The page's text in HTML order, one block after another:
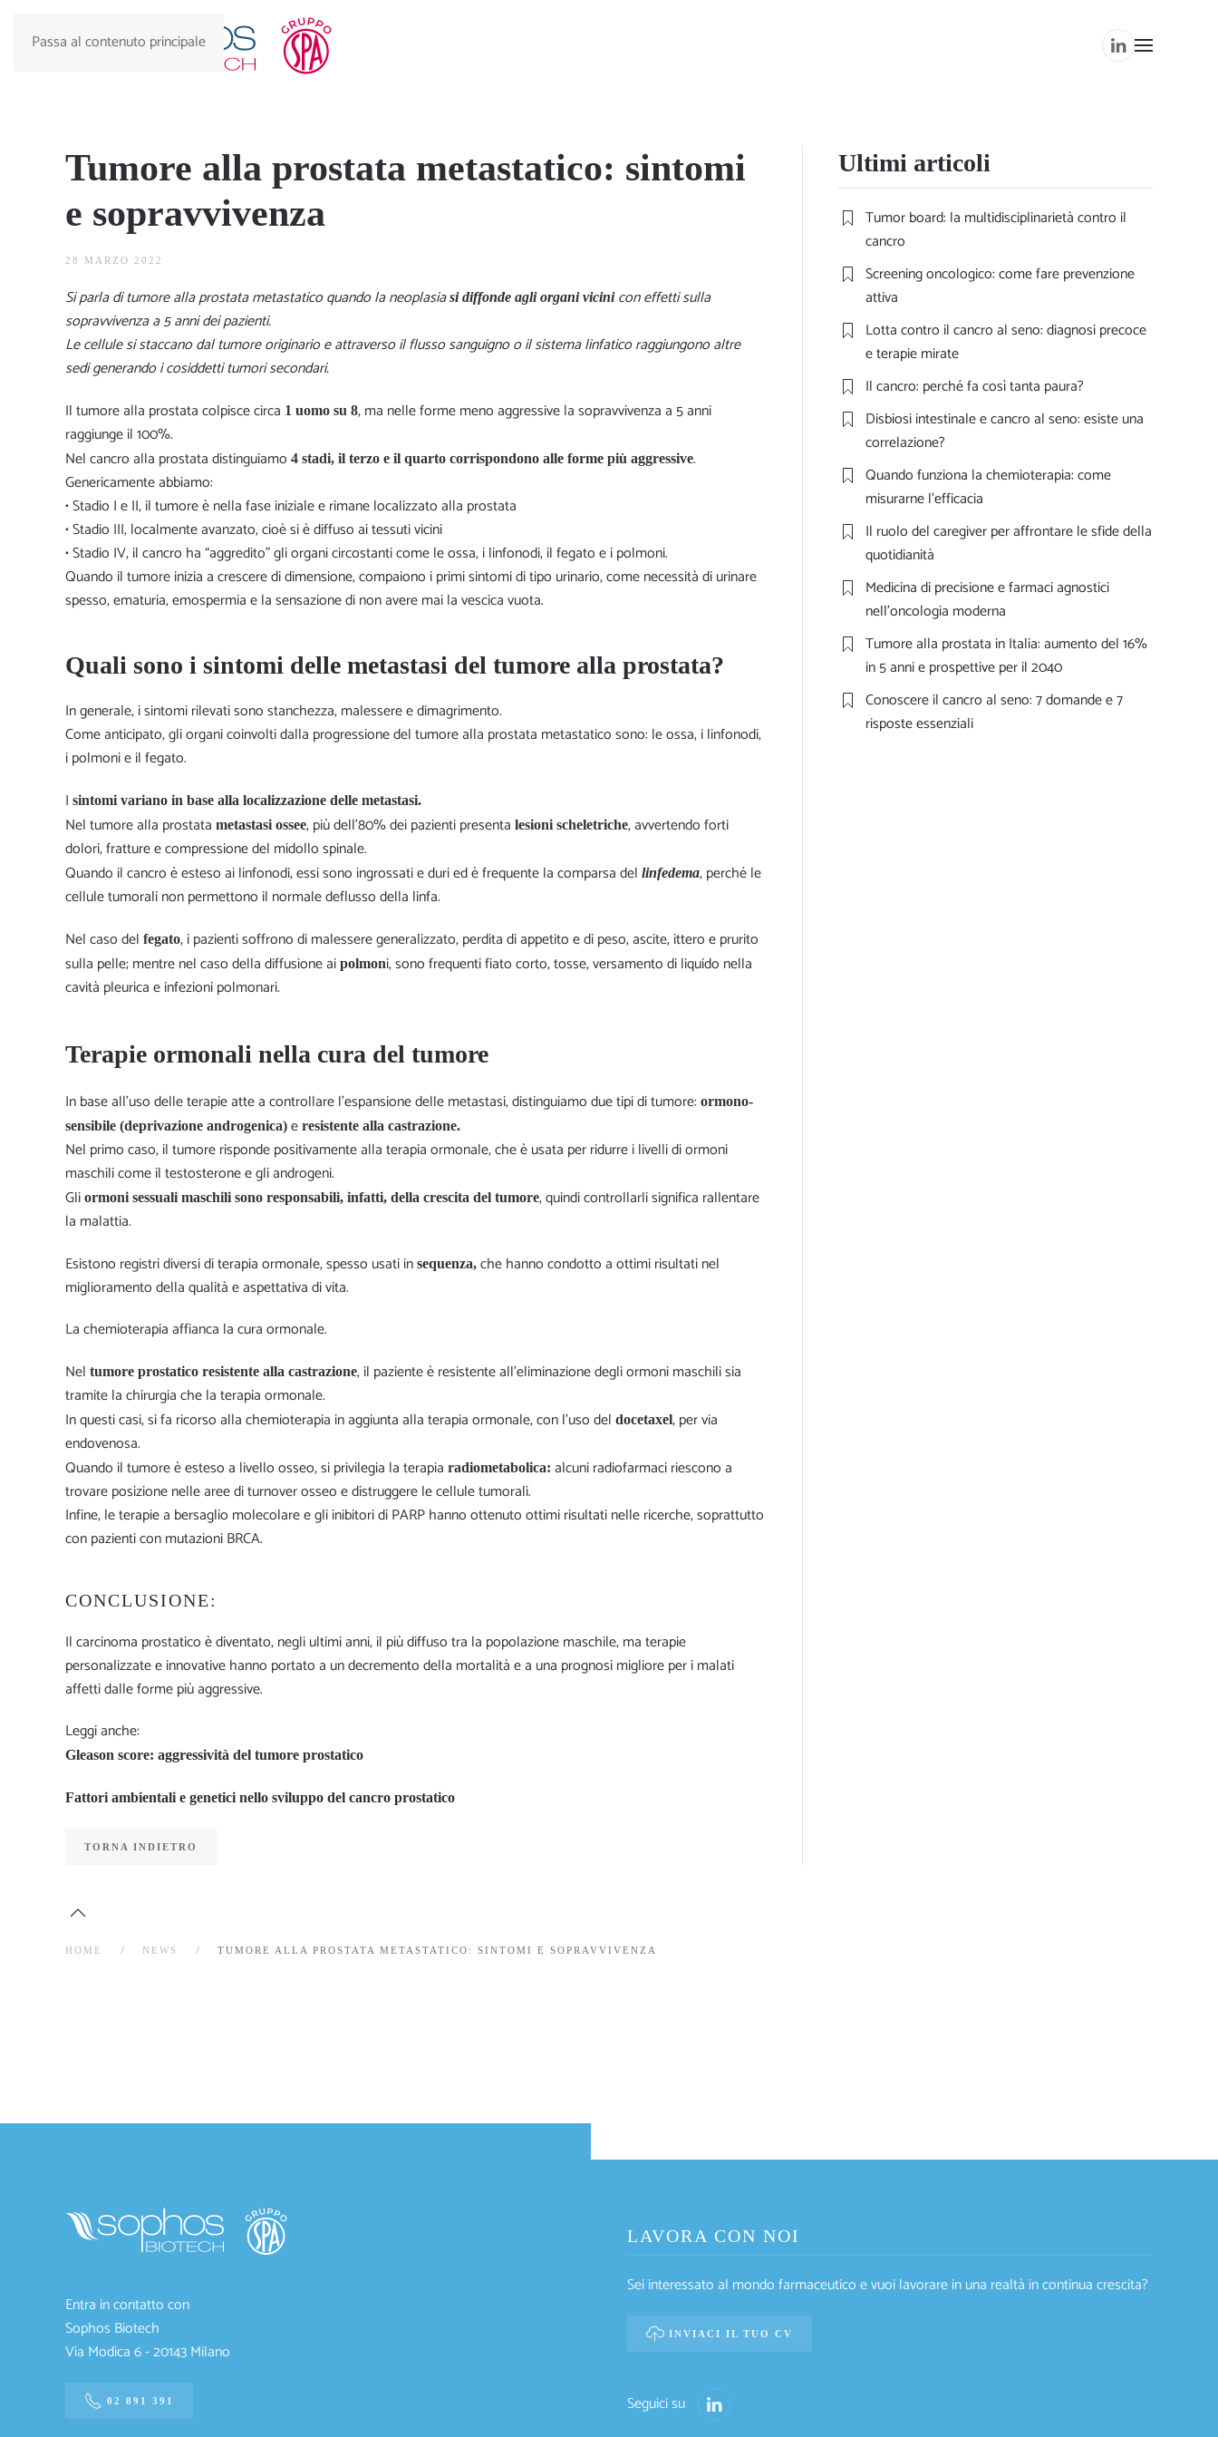
Passa al contenuto principale
Tumore alla prostata metastatico: sintomi
e sopravvivenza
28 MARZO 2022
Si parla di tumore alla prostata metastatico quando la neoplasiasi diffonde agli organi vicini con effetti sulla
sopravvivenza a 5 anni dei pazienti.
Le cellule si staccano dal tumore originario e attraverso il flusso sanguigno o il sistema linfatico raggiungono altre
sedi generando i cosiddetti tumori secondari.
Il tumore alla prostata colpisce circa 1 uomo su 8, ma nelle forme meno aggressive la sopravvivenza a 5 anni
raggiunge il 100%.
Nel cancro alla prostata distinguiamo 4 stadi, il terzo e il quarto corrispondono alle forme più aggressive.
Genericamente abbiamo:
• Stadio I e II, il tumore è nella fase iniziale e rimane localizzato alla prostata
• Stadio III, localmente avanzato, cioè si è diffuso ai tessuti vicini
• Stadio IV, il cancro ha “aggredito” gli organi circostanti come le ossa, i linfonodi, il fegato e i polmoni.
Quando il tumore inizia a crescere di dimensione, compaiono i primi sintomi di tipo urinario, come necessità di urinare
spesso, ematuria, emospermia e la sensazione di non avere mai la vescica vuota.
Quali sono i sintomi delle metastasi del tumore alla prostata?
In generale, i sintomi rilevati sono stanchezza, malessere e dimagrimento.
Come anticipato, gli organi coinvolti dalla progressione del tumore alla prostata metastatico sono: le ossa, i linfonodi,
i polmoni e il fegato.
I sintomi variano in base alla localizzazione delle metastasi.
Nel tumore alla prostata metastasi ossee, più dell’80% dei pazienti presenta lesioni scheletriche, avvertendo forti
dolori, fratture e compressione del midollo spinale.
Quando il cancro è esteso ai linfonodi, essi sono ingrossati e duri ed è frequente la comparsa del linfedema, perché le
cellule tumorali non permettono il normale deflusso della linfa.
Nel caso del fegato, i pazienti soffrono di malessere generalizzato, perdita di appetito e di peso, ascite, ittero e prurito
sulla pelle; mentre nel caso della diffusione ai polmoni, sono frequenti fiato corto, tosse, versamento di liquido nella
cavità pleurica e infezioni polmonari.
Terapie ormonali nella cura del tumore
In base all’uso delle terapie atte a controllare l’espansione delle metastasi, distinguiamo due tipi di tumore: ormono-
sensibile (deprivazione androgenica) e resistente alla castrazione.
Nel primo caso, il tumore risponde positivamente alla terapia ormonale, che è usata per ridurre i livelli di ormoni
maschili come il testosterone e gli androgeni.
Gli ormoni sessuali maschili sono responsabili, infatti, della crescita del tumore, quindi controllarli significa rallentare
la malattia.
Esistono registri diversi di terapia ormonale, spesso usati in sequenza, che hanno condotto a ottimi risultati nel
miglioramento della qualità e aspettativa di vita.
La chemioterapia affianca la cura ormonale.
Nel tumore prostatico resistente alla castrazione, il paziente è resistente all’eliminazione degli ormoni maschili sia
tramite la chirurgia che la terapia ormonale.
In questi casi, si fa ricorso alla chemioterapia in aggiunta alla terapia ormonale, con l’uso del docetaxel, per via
endovenosa.
Quando il tumore è esteso a livello osseo, si privilegia la terapia radiometabolica: alcuni radiofarmaci riescono a
trovare posizione nelle aree di turnover osseo e distruggere le cellule tumorali.
Infine, leterapiea bersaglio molecolare e gli inibitori di PARP hanno ottenuto ottimi risultati nelle ricerche, soprattutto
con pazienti con mutazioni BRCA.
CONCLUSIONE:
Il carcinoma prostatico è diventato, negli ultimi anni, il più diffuso tra la popolazione maschile, ma terapie
personalizzate e innovative hanno portato a un decremento della mortalità e a una prognosi migliore per i malati
affetti dalle forme più aggressive.
Leggi anche:
Gleason score: aggressività del tumore prostatico
Fattori ambientali e genetici nello sviluppo del cancro prostatico
TORNA INDIETRO
Ultimi articoli
Tumor board: la multidisciplinarietà contro il
cancro
Screening oncologico: come fare prevenzione
attiva
Lotta contro il cancro al seno: diagnosi precoce
e terapie mirate
Il cancro: perché fa così tanta paura?
Disbiosi intestinale e cancro al seno: esiste una
correlazione?
Quando funziona la chemioterapia: come
misurarne l’efficacia
Il ruolo del caregiver per affrontare le sfide della
quotidianità
Medicina di precisione e farmaci agnostici
nell’oncologia moderna
Tumore alla prostata in Italia: aumento del 16%
in 5 anni e prospettive per il 2040
Conoscere il cancro al seno: 7 domande e 7
risposte essenziali
HOME NEWS TUMORE ALLA PROSTATA METASTATICO: SINTOMI E SOPRAVVIVENZA
Entra in contatto con
Sophos Biotech
Via Modica 6 - 20143 Milano
02 891 391
LAVORA CON NOI
Sei interessato al mondo farmaceutico e vuoi lavorare in una realtà in continua crescita?
INVIACI IL TUO CV
Seguici su